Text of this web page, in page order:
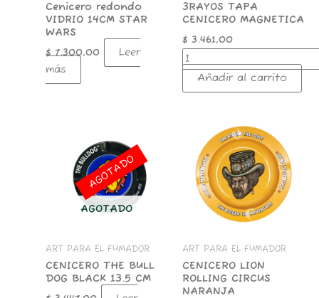
Cenicero redondo
VIDRIO 14CM STAR
WARS
$7.300,00
Leer
más
3RAYOS TAPA
CENICERO MAGNETICA
$ 3.461,00
Añadir al carrito
AGOTADO
ART PARA EL FUMADOR
CENICERO THE BULL
DOG BLACK 13.5 CM
AGOTADO
ART PARA EL FUMADOR
CENICERO LION
ROLLING CIRCUS
NARANJA
ROLLING
CIRCUS
NARANJA
cantidad